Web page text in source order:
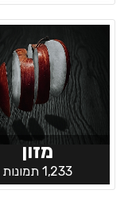
מזון
1,233 תמונות